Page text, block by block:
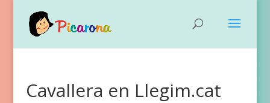
Cavallera en Llegim.cat